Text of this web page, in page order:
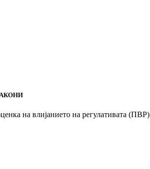
на влијанието на регулативата (ПВР)